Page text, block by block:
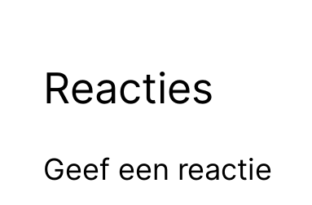
Reacties
Geef een reactie